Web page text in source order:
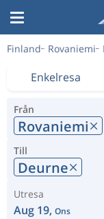
Finland Rovaniemi
Enkelresa
Från
Rovaniemi
Till
Deurne
Utresa
Aug 19, Ons